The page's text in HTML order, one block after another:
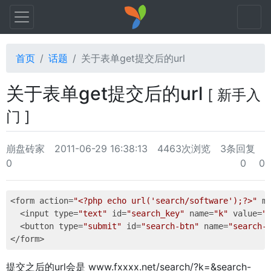
首页 话题 关于表单get提交后的url
关于表单get提交后的url [ 新手入
门 ]
崩盘砖家 2011-06-29 16:38:13 4463次浏览
3条回复
0
0 0
<form action="<?php echo url('search/software');?>"
  <input type=
"text" id="search_key" name="k" value=""
  <button type=
"submit" id="search-btn" name="search-
提交之后的url会是 www.fxxxx.net/search/?k=&search-